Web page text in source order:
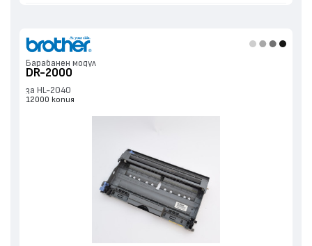
Барабанен модул
DR-2000
за HL-2040
12000 копия